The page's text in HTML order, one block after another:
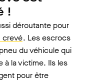
!
déroutante pour
crevé. Les escrocs
du véhicule qui
à la victime. Ils les
pour être